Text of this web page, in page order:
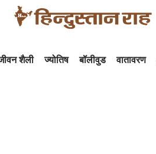
शैली ज्योतिष बॉलीवुड वातावरण